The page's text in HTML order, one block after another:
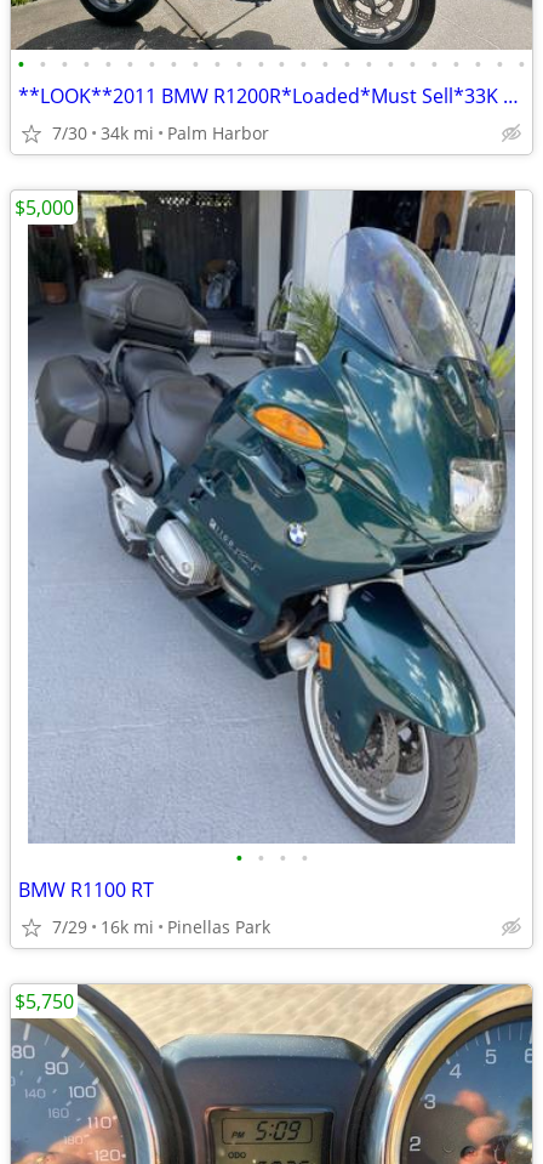
• • • • • • • • • • • • • • • • • • • • • • • •
**LOOK**2011 BMW R1200R*Loaded*Must Sell*33K mile*$4,900
7/30 34k mi Palm Harbor
• • • •
BMW R1100 RT
7/29 16k mi Pinellas Park
$5,000
$5,750